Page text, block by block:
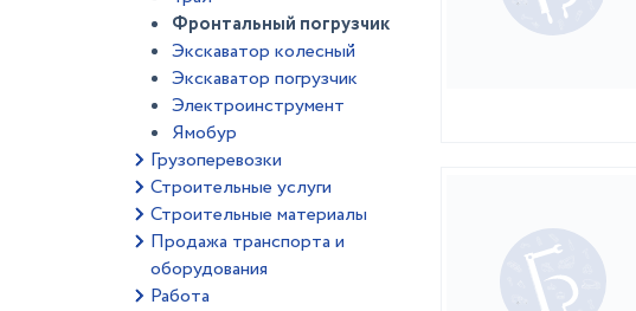
Фронтальный погрузчик
Экскаватор колесный
Экскаватор погрузчик
Электроинструмент
Ямобур
Грузоперевозки
Строительные услуги
Строительные материалы
Продажа транспорта и
оборудования
Работа